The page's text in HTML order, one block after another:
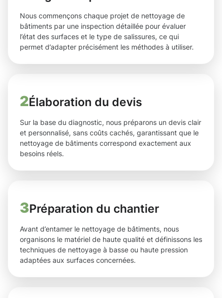
Nous commençons chaque projet de nettoyage de
bâtiments par une inspection détaillée pour évaluer
l’état des surfaces et le type de salissures, ce qui
permet d’adapter précisément les méthodes à utiliser.
2Élaboration du devis
Sur la base du diagnostic, nous préparons un devis clair
et personnalisé, sans coûts cachés, garantissant que le
nettoyage de bâtiments correspond exactement aux
besoins réels.
3Préparation du chantier
Avant d’entamer le nettoyage de bâtiments, nous
organisons le matériel de haute qualité et définissons les
techniques de nettoyage à basse ou haute pression
adaptées aux surfaces concernées.